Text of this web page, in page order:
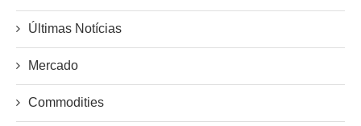
Últimas Notícias
Mercado
Commodities